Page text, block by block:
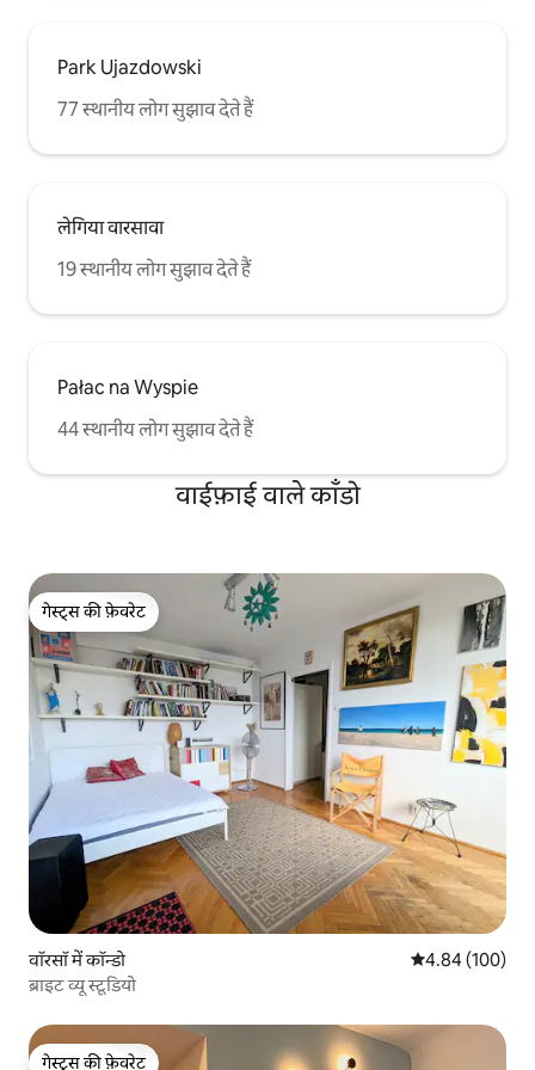
Park Ujazdowski
77 स्थानीय लोग सुझाव देते हैं
लेगिया वारसावा
19 स्थानीय लोग सुझाव देते हैं
Pałac na Wyspie
44 स्थानीय लोग सुझाव देते हैं
वाईफ़ाई वाले काँडो
गेस्ट्स की फ़ेवरेट
गेस्ट्स की फ़ेवरेट
वॉरसॉ में कॉन्डो औसत रेटिंग 5 में से
4.84 (100)
ब्राइट व्यू स्टूडियो
गेस्ट्स की फ़ेवरेट